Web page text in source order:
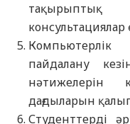
тақырыптық
консультациялар
Компьютерлік
пайдалану
нәтижелерін
дағдыларын
Студенттерді